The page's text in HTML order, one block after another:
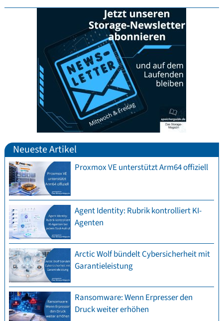
Neueste Artikel
Proxmox VE unterstützt Arm64 offiziell
Agent Identity: Rubrik kontrolliert KI-
Agenten
Arctic Wolf bündelt Cybersicherheit mit
Garantieleistung
Ransomware: Wenn Erpresser den
Druck weiter erhöhen